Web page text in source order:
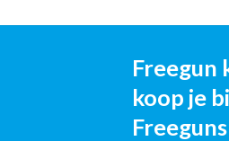
Freegun
koop je